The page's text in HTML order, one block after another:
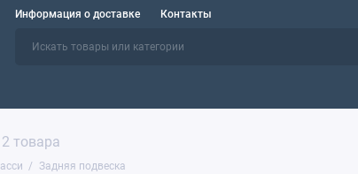
Информация о доставке Контакты
2 товара
Задняя подвеска